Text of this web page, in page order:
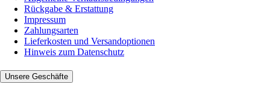
Rückgabe & Erstattung
Impressum
Zahlungsarten
Lieferkosten und Versandoptionen
Hinweis zum Datenschutz
Unsere Geschäfte